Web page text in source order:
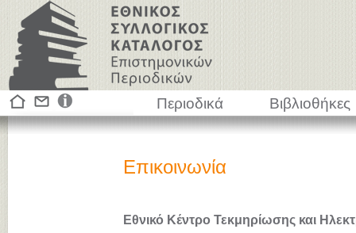
Περιοδικά Βιβλιοθήκες
Επικοινωνία
Εθνικό Κέντρο Τεκμηρίωσης και